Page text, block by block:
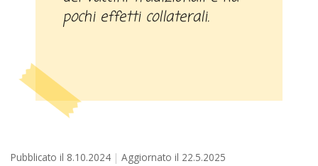
pochi effetti collaterali.
Pubblicato il 8.10.2024 Aggiornato il 22.5.2025